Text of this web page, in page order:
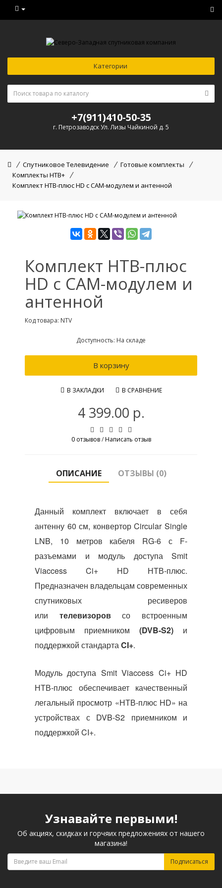
Категории
+7(911)410-50-35
г. Петрозаводск Ул. Лизы Чайкиной д. 5
Спутниковое Телевидение
Готовые комплекты
Комплекты НТВ+
Комплект НТВ-плюс HD с CAM-модулем и антенной
Комплект НТВ-плюс
HD с CAM-модулем и
антенной
Код товара: NTV
Доступность: На складе
В корзину
В ЗАКЛАДКИ В СРАВНЕНИЕ
4 399.00 р.
0 отзывов/Написать отзыв
ОПИСАНИЕ ОТЗЫВЫ (0)
Данный комплект включает в себя
антенну 60 см, конвертор Circular Single
LNB, 10 метров кабеля RG-6 с F-
разъемами и модуль доступа Smit
Viaccess Ci+ HD НТВ-плюс.
Предназначен владельцам современных
спутниковых ресиверов
или телевизоровсо встроенным
цифровым приемником (DVB-S2) и
поддержкой стандартаCI+.
Модуль доступа Smit Viaccess Ci+ HD
НТВ-плюс обеспечивает качественный
легальный просмотр «НТВ-плюс HD» на
устройствах с DVB-S2 приемником и
поддержкой CI+.
Узнавайте первыми!
Об акциях, скидках и горчяих предложениях от нашего
магазина!